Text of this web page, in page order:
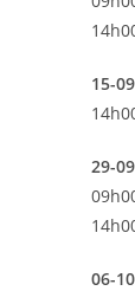
15-
29-
06-